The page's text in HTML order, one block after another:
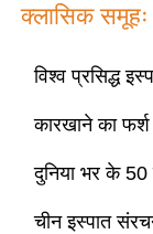
एक बोली का
इस्पात संरचना
क्लासिक समूहः
विश्व प्रसिद्ध
कारखाने का
दुनिया भर के 50
चीन इस्पात